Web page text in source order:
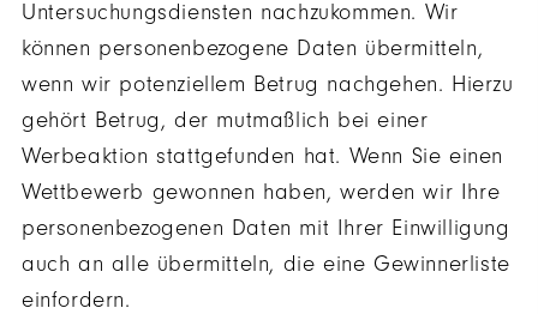
Untersuchungsdiensten nachzukommen. Wir
können personenbezogene Daten übermitteln,
wenn wir potenziellem Betrug nachgehen. Hierzu
gehört Betrug, der mutmaßlich bei einer
Werbeaktion stattgefunden hat. Wenn Sie einen
Wettbewerb gewonnen haben, werden wir Ihre
personenbezogenen Daten mit Ihrer Einwilligung
auch an alle übermitteln, die eine Gewinnerliste
einfordern.